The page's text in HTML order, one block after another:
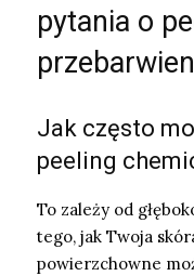
pytania o
Jak często
peeling
To zależy od
tego, jak Twoja
powierzchowne